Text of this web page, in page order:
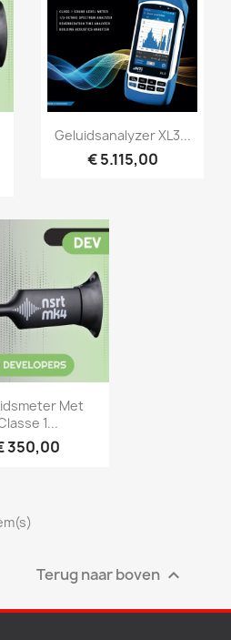
Snel bekijken
Geluidsanalyzer XL3...
€ 5.115,00
bekijken
Met
1...
350,00
Terug naar boven 